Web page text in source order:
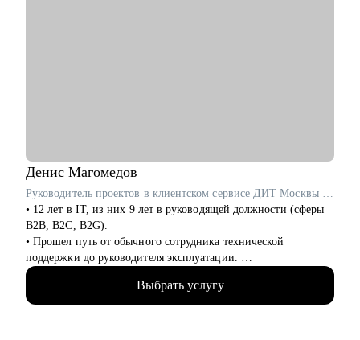
Денис Магомедов
Руководитель проектов в клиентском сервисе ДИТ Москвы / ex-VentraGO, Билайн
• 12 лет в IT, из них 9 лет в руководящей должности (сферы
B2B, B2C, B2G).
• Прошел путь от обычного сотрудника технической
поддержки до руководителя эксплуатации.
• Выстроил с нуля отделы поддержки, андеррайтинга,
collection с командами более 40 человек.
• Провожу аудит и изменение бизнес и технических
Выбрать услугу